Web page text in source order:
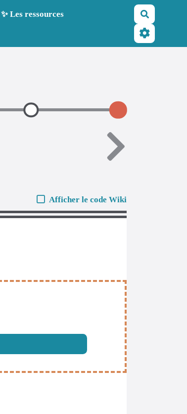
✨ Les ressources
Afficher le code Wiki